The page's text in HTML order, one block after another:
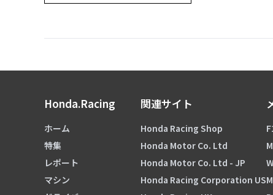
Honda.Racing
ホーム
特集
レポート
マシン
関連サイト
Honda Racing Shop
Honda Motor Co. Ltd
Honda Motor Co. Ltd - JP
Honda Racing Corporation US